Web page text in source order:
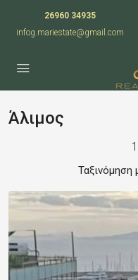
26960 34935
infog.mariestate@gmail.com
Άλιμος
Ταξινόμηση